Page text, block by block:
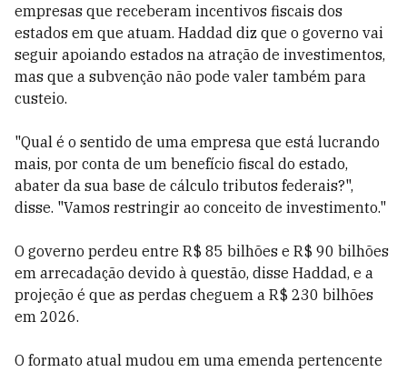
empresas que receberam incentivos fiscais dos
estados em que atuam. Haddad diz que o governo vai
seguir apoiando estados na atração de investimentos,
mas que a subvenção não pode valer também para
custeio.
"Qual é o sentido de uma empresa que está lucrando
mais, por conta de um benefício fiscal do estado,
abater da sua base de cálculo tributos federais?",
disse. "Vamos restringir ao conceito de investimento."
O governo perdeu entre R$ 85 bilhões e R$ 90 bilhões
em arrecadação devido à questão, disse Haddad, e a
projeção é que as perdas cheguem a R$ 230 bilhões
em 2026.
O formato atual mudou em uma emenda pertencente